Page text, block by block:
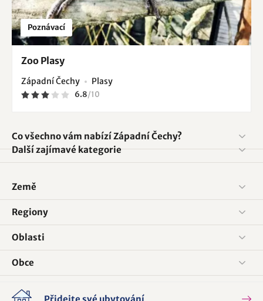
Poznávací
Zoo Plasy
Západní Čechy Plasy
6.8/10
Co všechno vám nabízí Západní Čechy?
Další zajímavé kategorie
Země
Regiony
Oblasti
Obce
Přidejte své ubytování